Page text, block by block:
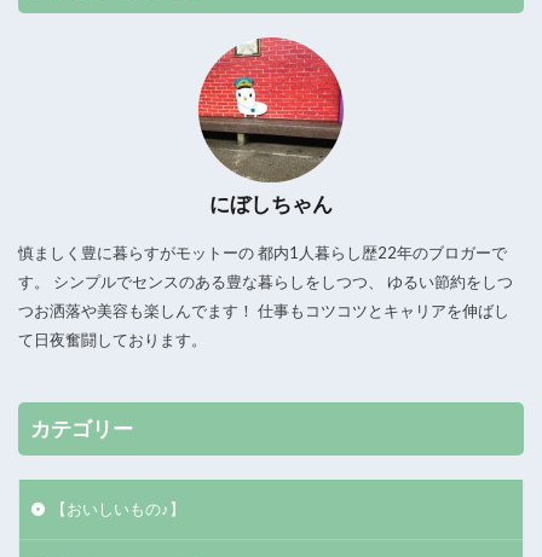
にぼしちゃん
慎ましく豊に暮らすがモットーの 都内1人暮らし歴22年のブロガーで
す。 シンプルでセンスのある豊な暮らしをしつつ、 ゆるい節約をしつ
つお洒落や美容も楽しんでます！ 仕事もコツコツとキャリアを伸ばし
て日夜奮闘しております。
カテゴリー
【おいしいもの♪】